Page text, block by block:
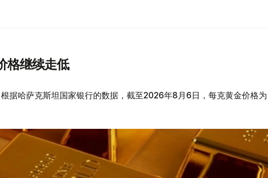
格继续走低
根据哈萨克斯坦国家银行的数据，截至2026年8月6日，每克黄金价格为